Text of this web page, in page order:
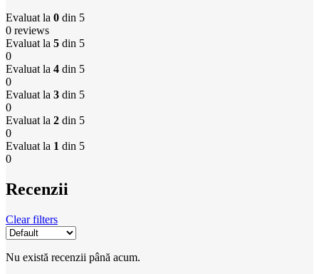
Evaluat la 0 din 5
0 reviews
Evaluat la 5 din 5
0
Evaluat la 4 din 5
0
Evaluat la 3 din 5
0
Evaluat la 2 din 5
0
Evaluat la 1 din 5
0
Recenzii
Clear filters
Nu există recenzii până acum.